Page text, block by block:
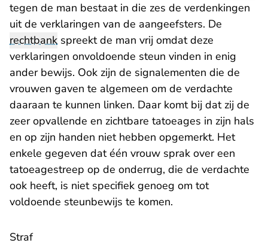
tegen de man bestaat in die zes de verdenkingen
uit de verklaringen van de aangeefsters. De
rechtbank spreekt de man vrij omdat deze
verklaringen onvoldoende steun vinden in enig
ander bewijs. Ook zijn de signalementen die de
vrouwen gaven te algemeen om de verdachte
daaraan te kunnen linken. Daar komt bij dat zij de
zeer opvallende en zichtbare tatoeages in zijn hals
en op zijn handen niet hebben opgemerkt. Het
enkele gegeven dat één vrouw sprak over een
tatoeagestreep op de onderrug, die de verdachte
ook heeft, is niet specifiek genoeg om tot
voldoende steunbewijs te komen.
Straf